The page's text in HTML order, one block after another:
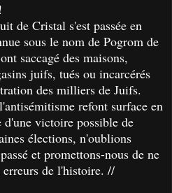
de Cristal s'est passée en
sous le nom de Pogrom de
saccagé des maisons,
juifs, tués ou incarcérés
des milliers de Juifs.
refont surface en
d'une victoire possible de
élections, n'oublions
et promettons-nous de ne
de l'histoire. //